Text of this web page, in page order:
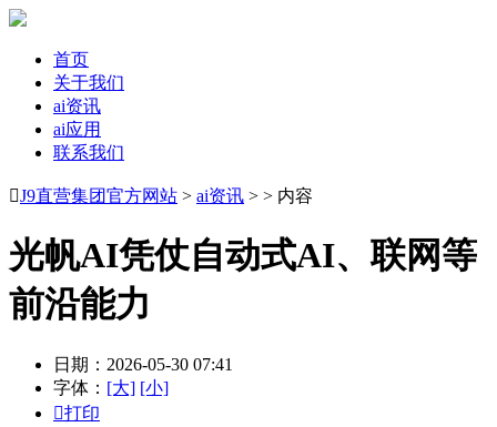
首页
关于我们
ai资讯
ai应用
联系我们
J9直营集团官方网站 > ai资讯 > > 内容
光帆AI凭仗自动式AI、联网等
前沿能力
日期：2026-05-30 07:41
字体： [大] [小]
打印